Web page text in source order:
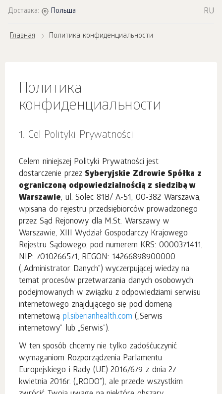
Доставка: Польша RU
Главная Политика конфиденциальности
Политика
конфиденциальности
1. Cel Polityki Prywatności
Celem niniejszej Polityki Prywatności jest
dostarczenie przez Syberyjskie Zdrowie Spółka z
ograniczoną odpowiedzialnością z siedzibą w
Warszawie, ul. Solec 81B/ A-51, 00-382 Warszawa,
wpisana do rejestru przedsiębiorców prowadzonego
przez Sąd Rejonowy dla M.St. Warszawy w
Warszawie, XIII Wydział Gospodarczy Krajowego
Rejestru Sądowego, pod numerem KRS: 0000371411,
NIP: 7010266571, REGON: 14266898900000
(„Administrator Danych”) wyczerpującej wiedzy na
temat procesów przetwarzania danych osobowych
podejmowanych w związku z odpowiedziami serwisu
internetowego znajdującego się pod domeną
internetową pl.siberianhealth.com („Serwis
internetowy” lub „Serwis”).
W ten sposób chcemy nie tylko zadośćuczynić
wymaganiom Rozporządzenia Parlamentu
Europejskiego i Rady (UE) 2016/679 z dnia 27
kwietnia 2016r. („RODO”), ale przede wszystkim